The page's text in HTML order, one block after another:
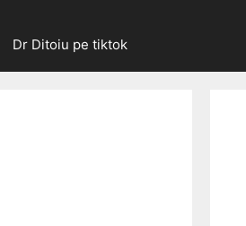
Dr Ditoiu pe tiktok